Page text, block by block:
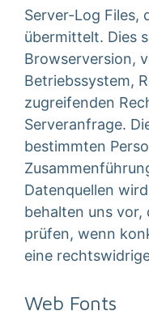
Server-Log Files,
übermittelt. Dies
Browserversion,
Betriebssystem,
zugreifenden
Serveranfrage.
bestimmten
Datenquellen
behalten uns vor,
prüfen, wenn
eine
Web Fonts